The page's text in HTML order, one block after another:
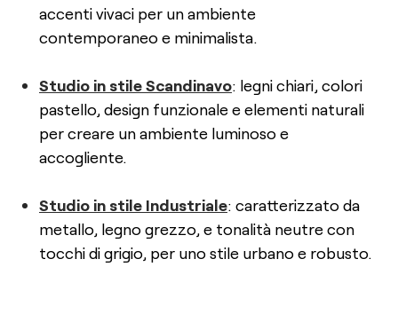
accenti vivaci per un ambiente
contemporaneo e minimalista.
Studio in stile Scandinavo: legni chiari, colori
pastello, design funzionale e elementi naturali
per creare un ambiente luminoso e
accogliente.
Studio in stile Industriale: caratterizzato da
metallo, legno grezzo, e tonalità neutre con
tocchi di grigio, per uno stile urbano e robusto.